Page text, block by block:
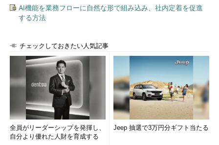
AI機能を業務フローに自然な形で組み込み、社内定着を促進
する方法
チェックしておきたい人気記事
全員がリーダーシップを発揮し、
自分より優れた人財を育成する
Jeep 抽選で3万円分ギフト当たる